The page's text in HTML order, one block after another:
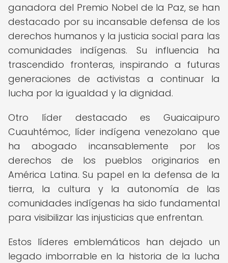
ganadora del Premio Nobel de la Paz, se han
destacado por su incansable defensa de los
derechos humanos y la justicia social para las
comunidades indígenas. Su influencia ha
trascendido fronteras, inspirando a futuras
generaciones de activistas a continuar la
lucha por la igualdad y la dignidad.
Otro líder destacado es Guaicaipuro
Cuauhtémoc, líder indígena venezolano que
ha abogado incansablemente por los
derechos de los pueblos originarios en
América Latina. Su papel en la defensa de la
tierra, la cultura y la autonomía de las
comunidades indígenas ha sido fundamental
para visibilizar las injusticias que enfrentan.
Estos líderes emblemáticos han dejado un
legado imborrable en la historia de la lucha